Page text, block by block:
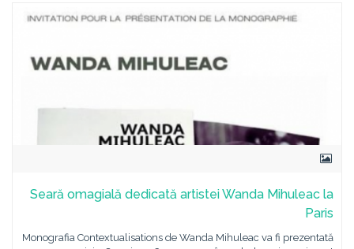
Seară omagială dedicată artistei Wanda Mihuleac la
Paris
Monografia Contextualisations de Wanda Mihuleac va fi prezentată